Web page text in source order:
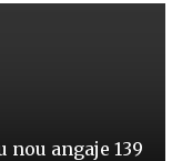
nou angaje 139